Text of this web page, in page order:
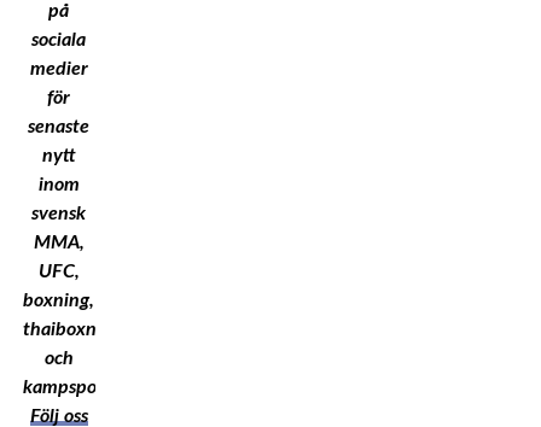
på
sociala
medier
för
senaste
nytt
inom
svensk
MMA,
UFC,
boxning,
thaiboxning
och
kampsport!
Följ oss